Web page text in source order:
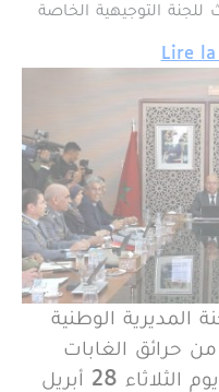
Lire
المديرية الوطنية
من حرائق الغابات
ومكافحتها بالرباط يوم الثلاثاء 28 أبريل